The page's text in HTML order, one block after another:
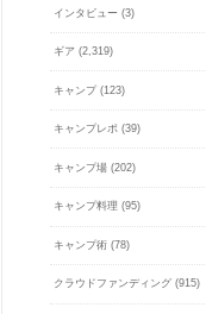
インタビュー (3)
ギア (2,319)
キャンプ (123)
キャンプレポ (39)
キャンプ場 (202)
キャンプ料理 (95)
キャンプ術 (78)
クラウドファンディング (915)